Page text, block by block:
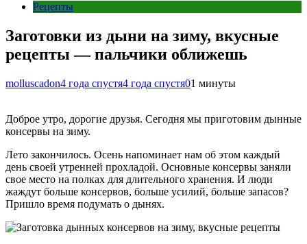
Рецепты
Заготовки из дыни на зиму, вкусные
рецепты — пальчики оближешь
molluscadon4 года спустя4 года спустя01 минуты
Доброе утро, дорогие друзья. Сегодня мы приготовим дынные
консервы на зиму.
Лето закончилось. Осень напоминает нам об этом каждый
день своей утренней прохладой. Основные консервы заняли
свое место на полках для длительного хранения. И люди
жаждут больше консервов, больше усилий, больше запасов?
Пришло время подумать о дынях.